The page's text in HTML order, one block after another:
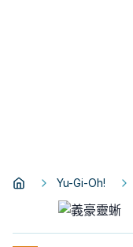
Yu-Gi-Oh!